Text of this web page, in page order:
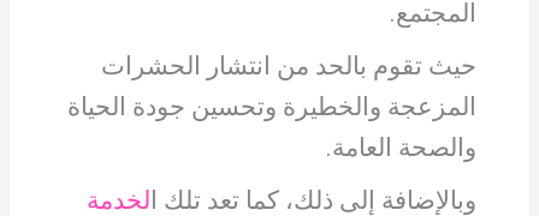
المجتمع.
حيث تقوم بالحد من انتشار الحشرات
المزعجة والخطيرة وتحسين جودة الحياة
والصحة العامة.
وبالإضافة إلى ذلك، كما تعد تلك ا لخدمة